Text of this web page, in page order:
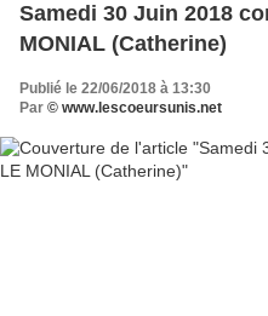
Samedi 30 Juin 2018
MONIAL (Catherine)
Publié le 22/06/2018 à 13:30
Par © www.lescoeursunis.net